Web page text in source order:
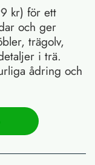
kr) för ett
och ger
trägolv,
i trä.
ådring och